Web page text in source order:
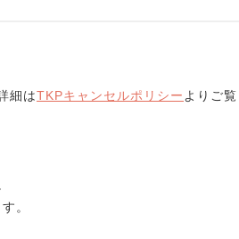
細はTKPキャンセルポリシー よりご覧
。